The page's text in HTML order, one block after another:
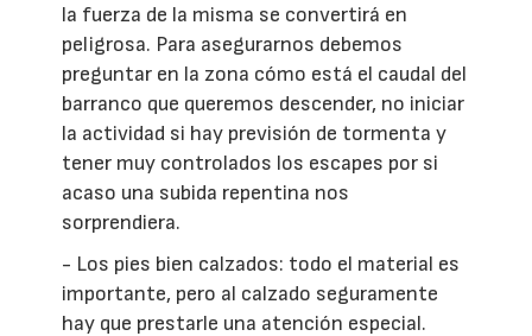
la fuerza de la misma se convertirá en
peligrosa. Para asegurarnos debemos
preguntar en la zona cómo está el caudal del
barranco que queremos descender, no iniciar
la actividad si hay previsión de tormenta y
tener muy controlados los escapes por si
acaso una subida repentina nos
sorprendiera.
- Los pies bien calzados: todo el material es
importante, pero al calzado seguramente
hay que prestarle una atención especial.